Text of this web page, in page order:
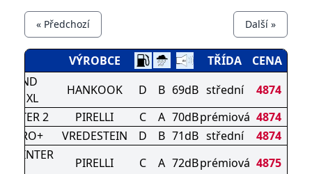
« Předchozí Další »
VÝROBCE TŘÍDA
CENA
XL
HANKOOK D B 69dB střední
4874
2
PIRELLI C A 70dBprémiová 4874
PRO+
VREDESTEIN D B 71dB střední
4874
WINTER
PIRELLI C A 72dBprémiová 4875